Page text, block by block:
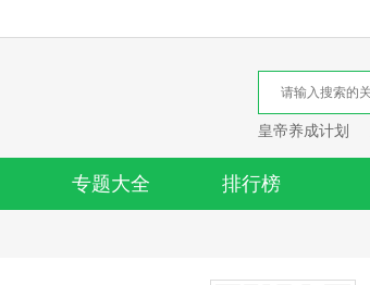
皇帝养成计划
专题大全 排行榜